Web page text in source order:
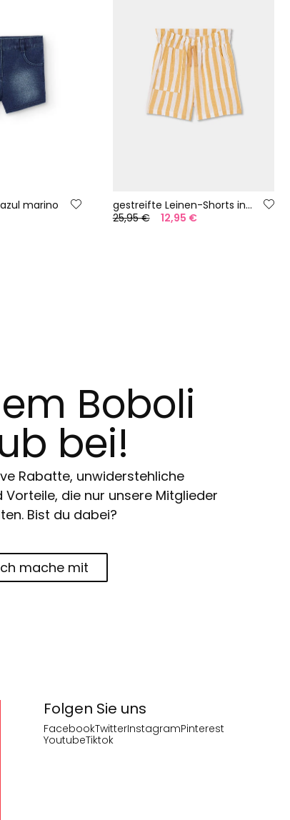
marino
gestreifte Leinen-Shorts in Weiß und Gelb
25,95 €
12,95 €
Boboli
bei!
Rabatte, unwiderstehliche
die nur unsere Mitglieder
Bist du dabei?
mache mit
Folgen Sie uns
FacebookTwitterInstagramPinterest
YoutubeTiktok